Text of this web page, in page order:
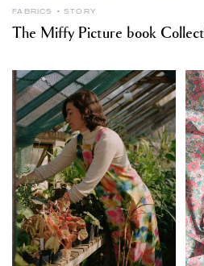
FABRICS STORY
The Miffy Picture book